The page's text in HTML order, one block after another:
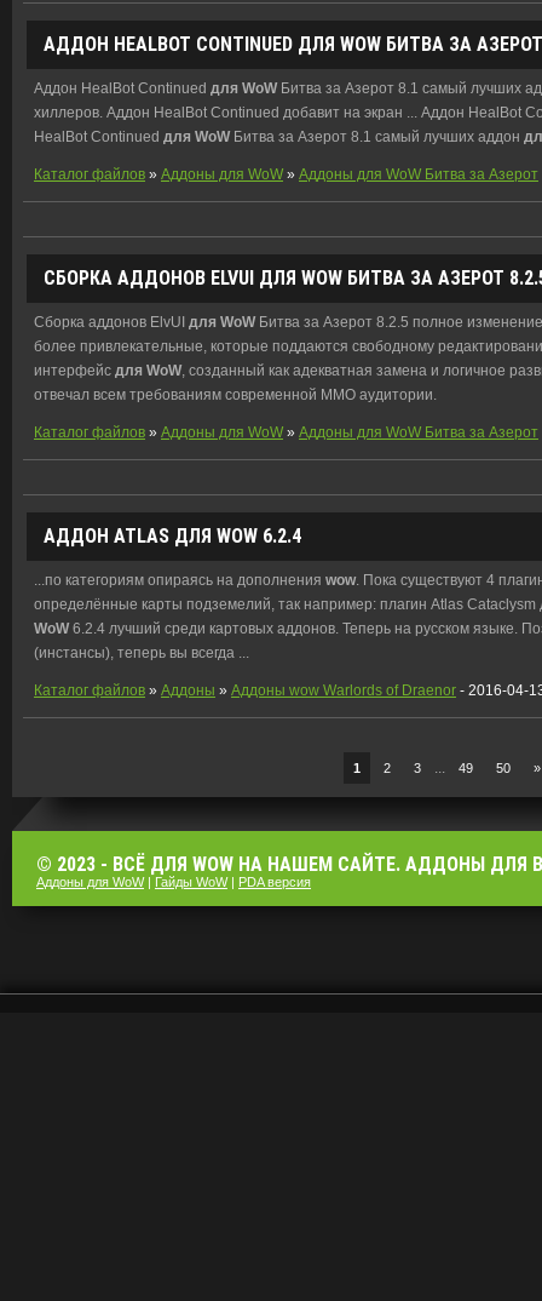
АДДОН HEALBOT CONTINUED ДЛЯ WOW БИТВА ЗА
Аддон HealBot Continued для WoW Битва за Азерот 8.1 самый лучших
хиллеров. Аддон HealBot Continued добавит на экран ... Аддон HealBot
HealBot Continued для WoW Битва за Азерот 8.1 самый лучших аддон
Каталог файлов » Аддоны для WoW » Аддоны для WoW Битва за Азерот
СБОРКА АДДОНОВ ELVUI ДЛЯ WOW БИТВА ЗА АЗЕРОТ
Сборка аддонов ElvUI для WoW Битва за Азерот 8.2.5 полное
более привлекательные, которые поддаются свободному
интерфейс для WoW , созданный как адекватная замена и логичное
отвечал всем требованиям современной ММО аудитории.
Каталог файлов » Аддоны для WoW » Аддоны для WoW Битва за Азерот
АДДОН ATLAS ДЛЯ WOW 6.2.4
...по категориям опираясь на дополнения wow. Пока существуют 4
определённые карты подземелий, так например: плагин Atlas
WoW 6.2.4 лучший среди картовых аддонов. Теперь на русском языке.
(инстансы), теперь вы всегда ...
Каталог файлов » Аддоны » Аддоны wow Warlords of Draenor - 2016-04-
1 2 3 49 50 »
© 2023 - ВСЁ ДЛЯ WOW НА НАШЕМ САЙТЕ. АДДОНЫ ДЛЯ
Аддоны для WoW| Гайды WoW| PDA версия